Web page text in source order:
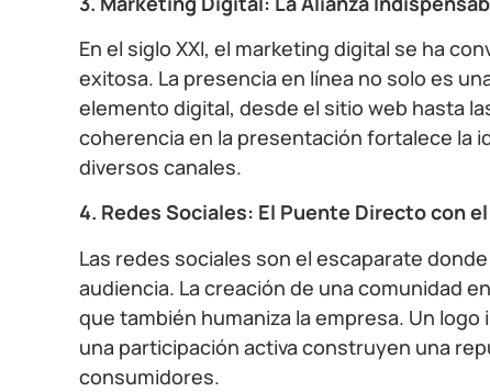
En el siglo XXI, el marketing digital se ha
exitosa. La presencia en línea no solo es
elemento digital, desde el sitio web hasta
coherencia en la presentación fortalece la
diversos canales.
4. Redes Sociales: El Puente Directo con
Las redes sociales son el escaparate
audiencia. La creación de una comunidad
que también humaniza la empresa. Un
una participación activa construyen una
consumidores.